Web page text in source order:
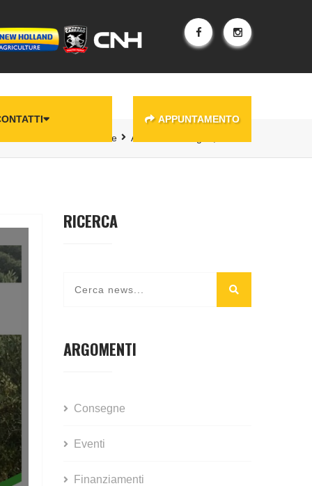
APPUNTAMENTO
Home
Archive for Giugno, 2024
RICERCA
ARGOMENTI
Consegne
Eventi
Finanziamenti